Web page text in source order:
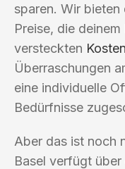
sparen. Wir
Preise, die
versteckten Kosten
Überraschungen
eine individuelle
Bedürfnisse
Aber das ist noch
Basel verfügt